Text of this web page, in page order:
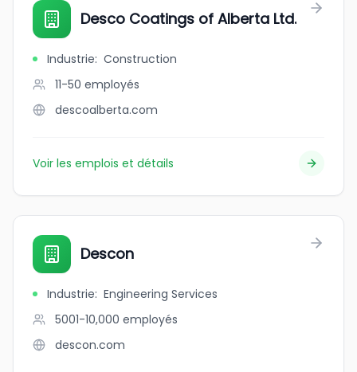
Desco Coatings of Alberta Ltd.
Industrie: Construction
11-50 employés
descoalberta.com
Voir les emplois et détails
Descon
Industrie: Engineering Services
5001-10,000 employés
descon.com